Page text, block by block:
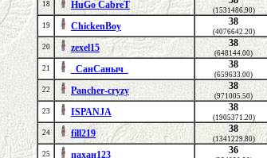
18 HuGo CabreT (1531486.90)
19 ChickenBoy 38
(4076642.20)
20 zexel15 38
(648144.00)
21 _СанСаныч_ 38
(659633.00)
22 Pancher-cryzy 38
(971005.50)
23 ISPANJA 38
(1905371.20)
24 fill219 38
(1341229.80)
25 пахан123 36